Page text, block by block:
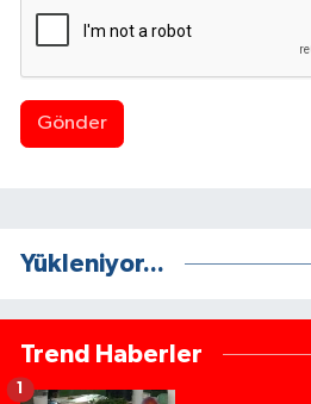
Gönder
Yükleniyor...
Trend Haberler
1